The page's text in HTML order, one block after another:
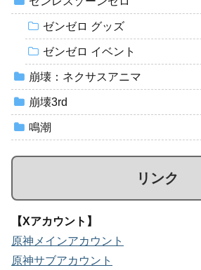
ゼンゼロ グッズ
ゼンゼロ イベント
崩壊：ネクサスアニマ
崩壊3rd
鳴潮
リンク
【Xアカウント】
原神メインアカウント
原神サブアカウント